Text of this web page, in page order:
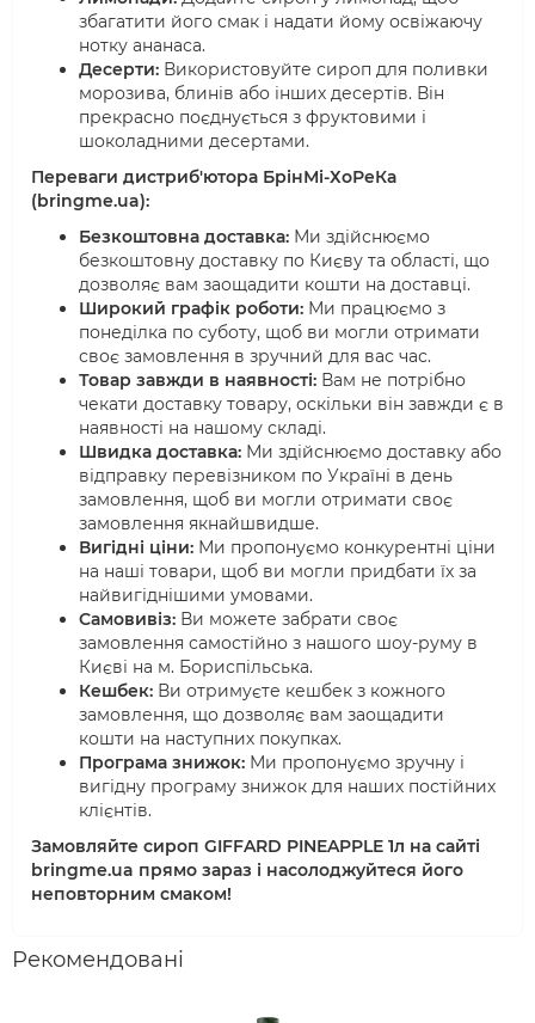
збагатити його смак і надати йому освіжаючу
нотку ананаса.
Десерти: Використовуйте сироп для поливки
морозива, блинів або інших десертів. Він
прекрасно поєднується з фруктовими і
шоколадними десертами.
Переваги дистриб'ютора БрінМі-ХоРеКа
(bringme.ua):
Безкоштовна доставка: Ми здійснюємо
безкоштовну доставку по Києву та області, що
дозволяє вам заощадити кошти на доставці.
Широкий графік роботи: Ми працюємо з
понеділка по суботу, щоб ви могли отримати
своє замовлення в зручний для вас час.
Товар завжди в наявності: Вам не потрібно
чекати доставку товару, оскільки він завжди є в
наявності на нашому складі.
Швидка доставка: Ми здійснюємо доставку або
відправку перевізником по Україні в день
замовлення, щоб ви могли отримати своє
замовлення якнайшвидше.
Вигідні ціни: Ми пропонуємо конкурентні ціни
на наші товари, щоб ви могли придбати їх за
найвигіднішими умовами.
Самовивіз: Ви можете забрати своє
замовлення самостійно з нашого шоу-руму в
Києві на м. Бориспільська.
Кешбек: Ви отримуєте кешбек з кожного
замовлення, що дозволяє вам заощадити
кошти на наступних покупках.
Програма знижок: Ми пропонуємо зручну і
вигідну програму знижок для наших постійних
клієнтів.
Замовляйте сироп GIFFARD PINEAPPLE 1л на сайті
bringme.ua прямо зараз і насолоджуйтеся його
неповторним смаком!
Рекомендовані